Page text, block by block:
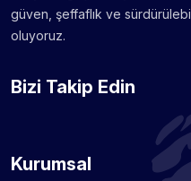
güven, şeffaflık ve
oluyoruz.
Bizi Takip Edin
Kurumsal